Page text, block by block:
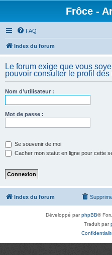
Frôce -
FAQ
Index du forum
Le forum exige que vous
pouvoir consulter le profil des
Nom d’utilisateur :
Mot de passe :
Se souvenir de moi
Cacher mon statut en ligne pour cette
Index du forum
Développé parphpBB®
Traduit par